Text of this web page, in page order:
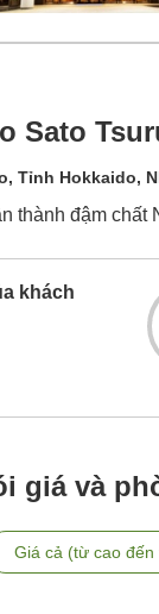
Sato
Tỉnh Hokkaido,
thành đậm
khách
giá và
Giá cả (từ cao đến